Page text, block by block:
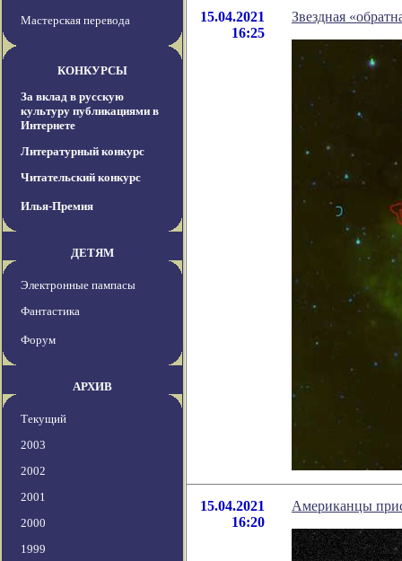
Мастерская перевода
КОНКУРСЫ
За вклад в русскую
культуру публикациями в
Интернете
Литературный конкурс
Читательский конкурс
Илья-Премия
ДЕТЯМ
Электронные пампасы
Фантастика
Форум
АРХИВ
Текущий
2003
2002
2001
2000
1999
15.04.2021
16:25
Звездная
15.04.2021
16:20
Американцы